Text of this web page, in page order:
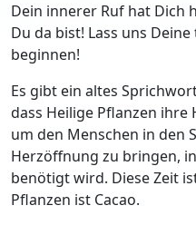
Dein innerer Ruf hat Dich
Du da bist! Lass uns
beginnen!
Es gibt ein altes
dass Heilige Pflanzen ihre
um den Menschen in den
Herzöffnung zu bringen,
benötigt wird. Diese Zeit
Pflanzen ist Cacao.